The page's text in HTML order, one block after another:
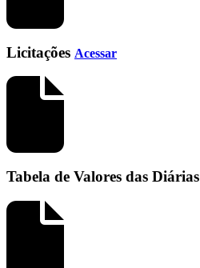
Licitações Acessar
Tabela de Valores das Diárias